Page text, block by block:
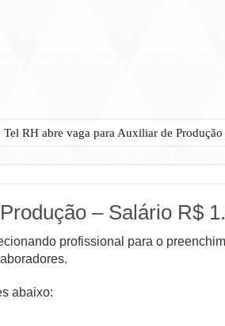
Tel RH abre vaga para Auxiliar de
– Salário R$
profissional para o
abaixo: